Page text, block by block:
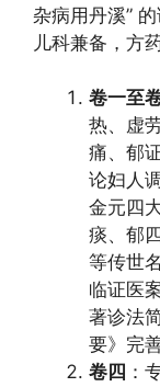
杂病用丹溪”
儿科兼备，方
卷一至
热、虚
痛、郁
论妇人
金元四
痰、郁
等传世
临证医
著诊法
要》完
卷四 ：